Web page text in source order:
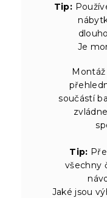
Tip:
Je
součástí
Tip:
všechny
Jaké jsou